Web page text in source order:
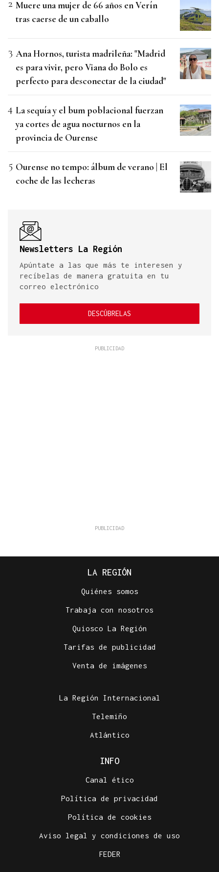
Muere una mujer de 66 años en Verín
tras caerse de un caballo
Ana Hornos, turista madrileña: "Madrid
es para vivir, pero Viana do Bolo es
perfecto para desconectar de la ciudad"
La sequía y el bum poblacional fuerzan
ya cortes de agua nocturnos en la
provincia de Ourense
Ourense no tempo: álbum de verano | El
coche de las lecheras
Newsletters La Región
Apúntate a las que más te interesen y
recíbelas de manera gratuita en tu
correo electrónico
DESCÚBRELAS
LA REGIÓN
Quiénes somos
Trabaja con nosotros
Quiosco La Región
Tarifas de publicidad
Venta de imágenes
La Región Internacional
Telemiño
Atlántico
INFO
Canal ético
Política de privacidad
Política de cookies
Aviso legal y condiciones de uso
FEDER